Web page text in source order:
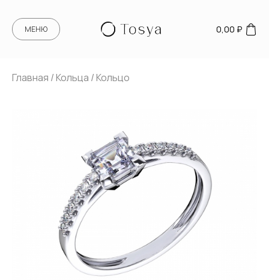
МЕНЮ 0,00 ₽
Главная /Кольца / Кольцо